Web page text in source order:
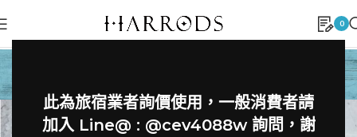
此為旅宿業者詢價使用，一般消費者請
加入 Line@ : @cev4088w 詢問，謝
0